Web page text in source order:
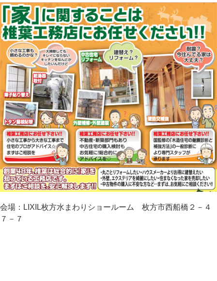
会場：LIXIL枚方水まわりショールーム 枚方市西船橋２－４
７－７